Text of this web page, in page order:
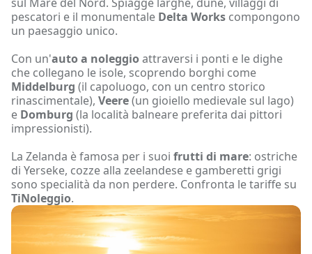
pescatori e il monumentale Delta Works compongono
un paesaggio unico.
Con un'auto a noleggioattraversi i ponti e le dighe
che collegano le isole, scoprendo borghi come
Middelburg (il capoluogo, con un centro storico
rinascimentale), Veere(un gioiello medievale sul lago)
e Domburg (la località balneare preferita dai pittori
impressionisti).
La Zelanda è famosa per i suoi frutti di mare: ostriche
di Yerseke, cozze alla zeelandese e gamberetti grigi
sono specialità da non perdere. Confronta le tariffe su
TiNoleggio.